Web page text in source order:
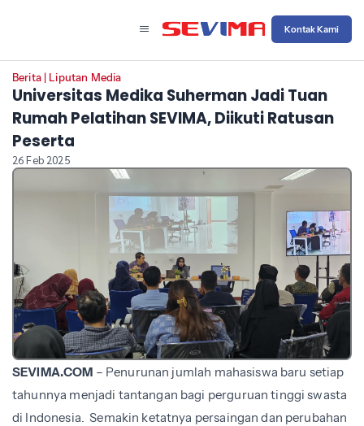
Kontak Kami
Berita| Liputan Media
Universitas Medika Suherman Jadi Tuan
Rumah Pelatihan SEVIMA, Diikuti Ratusan
Peserta
26 Feb 2025
SEVIMA.COM – Penurunan jumlah mahasiswa baru setiap
tahunnya menjadi tantangan bagi perguruan tinggi swasta
di Indonesia. Semakin ketatnya persaingan dan perubahan